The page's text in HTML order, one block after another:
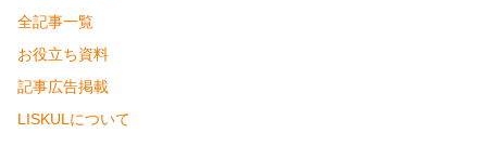
全記事一覧
お役立ち資料
記事広告掲載
LISKULについて